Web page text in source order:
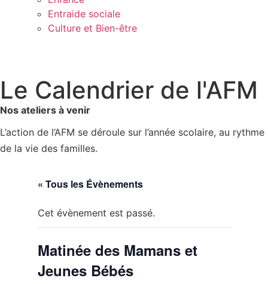
Entraide sociale
Culture et Bien-être
Le Calendrier de l'AFM
Nos ateliers à venir
L’action de l’AFM se déroule sur l’année scolaire, au rythme
de la vie des familles.
« Tous les Évènements
Cet évènement est passé.
Matinée des Mamans et
Jeunes Bébés